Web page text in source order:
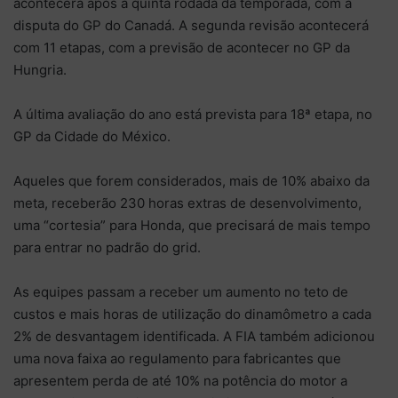
disputa do GP do Canadá. A segunda revisão acontecerá
com 11 etapas, com a previsão de acontecer no GP da
Hungria.
A última avaliação do ano está prevista para 18ª etapa, no
GP da Cidade do México.
Aqueles que forem considerados, mais de 10% abaixo da
meta, receberão 230 horas extras de desenvolvimento,
uma “cortesia” para Honda, que precisará de mais tempo
para entrar no padrão do grid.
As equipes passam a receber um aumento no teto de
custos e mais horas de utilização do dinamômetro a cada
2% de desvantagem identificada. A FIA também adicionou
uma nova faixa ao regulamento para fabricantes que
apresentem perda de até 10% na potência do motor a